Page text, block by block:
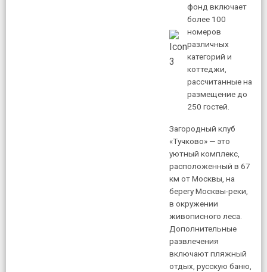
фонд включает
более 100
номеров
различных
категорий и
коттеджи,
рассчитанные на
размещение до
250 гостей.
Загородный клуб
«Тучково» — это
уютный комплекс,
расположенный в 67
км от Москвы, на
берегу Москвы-реки,
в окружении
живописного леса.
Дополнительные
развлечения
включают пляжный
отдых, русскую баню,